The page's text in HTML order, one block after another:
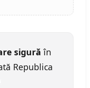
sigură în
Republica